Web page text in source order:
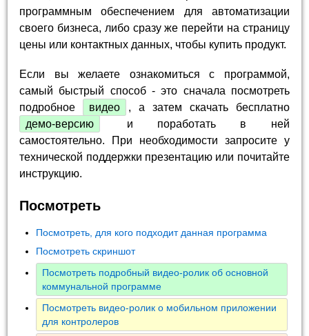
программным обеспечением для автоматизации
своего бизнеса, либо сразу же перейти на страницу
цены или контактных данных, чтобы купить продукт.
Если вы желаете ознакомиться с программой,
самый быстрый способ - это сначала посмотреть
подробное
видео
, а затем скачать бесплатно
демо-версию
и поработать в ней
самостоятельно. При необходимости запросите у
технической поддержки презентацию или почитайте
инструкцию.
Посмотреть
Посмотреть, для кого подходит данная программа
Посмотреть скриншот
Посмотреть подробный видео-ролик об основной
коммунальной программе
Посмотреть видео-ролик о мобильном приложении
для контролеров